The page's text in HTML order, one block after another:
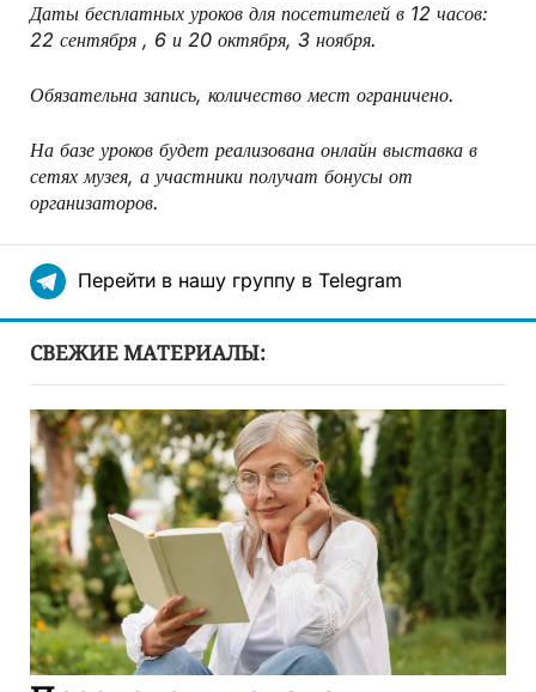
Даты бесплатных уроков для посетителей в 12 часов:
22 сентября , 6 и 20 октября, 3 ноября.
Обязательна запись, количество мест ограничено.
На базе уроков будет реализована онлайн выставка в
сетях музея, а участники получат бонусы от
организаторов.
Перейти в нашу группу в Telegram
СВЕЖИЕ МАТЕРИАЛЫ: